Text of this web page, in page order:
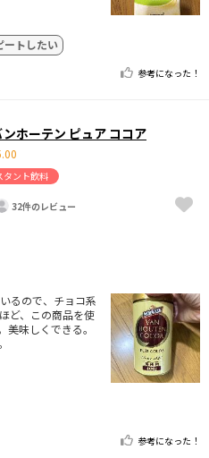
ートしたい
参考になった！
ホーテン ピュア ココア
タント飲料
32件のレビュー
るので、チョコ系
ど、この商品を使
美味しくできる。
参考になった！